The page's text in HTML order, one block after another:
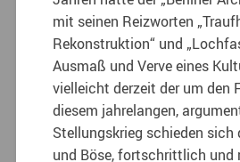
mit seinen Reizworten
Rekonstruktion“ und
Ausmaß und Verve eines
vielleicht derzeit der um den
diesem jahrelangen,
Stellungskrieg schieden sich
und Böse, fortschrittlich